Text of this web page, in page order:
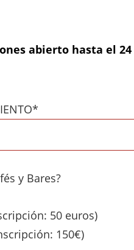
abierto hasta el
y Bares?
50 euros)
150€)